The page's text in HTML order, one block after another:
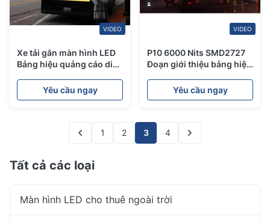
VIDEO
Xe tải gắn màn hình LED
Bảng hiệu quảng cáo di
trời Dịch vụ phía trước
biển quảng cáo thương
Yêu cầu ngay
VIDEO
P10 6000 Nits SMD2727
Đoạn giới thiệu bảng hiệu
Pixels / M2Yêu cầu ngay
1 2 3 4
Tất cả các loại
Màn hình LED cho thuê ngoài trời